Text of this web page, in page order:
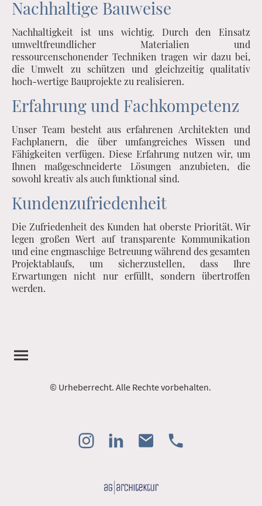
Nachhaltige Bauweise
Nachhaltigkeit ist uns wichtig. Durch den Einsatz
umweltfreundlicher Materialien und
ressourcenschonender Techniken tragen wir dazu bei,
die Umwelt zu schützen und gleichzeitig qualitativ
hoch-wertige Bauprojekte zu realisieren.
Erfahrung und Fachkompetenz
Unser Team besteht aus erfahrenen Architekten und
Fachplanern, die über umfangreiches Wissen und
Fähigkeiten verfügen. Diese Erfahrung nutzen wir, um
Ihnen maßgeschneiderte Lösungen anzubieten, die
sowohl kreativ als auch funktional sind.
Kundenzufriedenheit
Die Zufriedenheit des Kunden hat oberste Priorität. Wir
legen großen Wert auf transparente Kommunikation
und eine engmaschige Betreuung während des gesamten
Projektablaufs, um sicherzustellen, dass Ihre
Erwartungen nicht nur erfüllt, sondern übertroffen
werden.
© Urheberrecht. Alle Rechte vorbehalten.